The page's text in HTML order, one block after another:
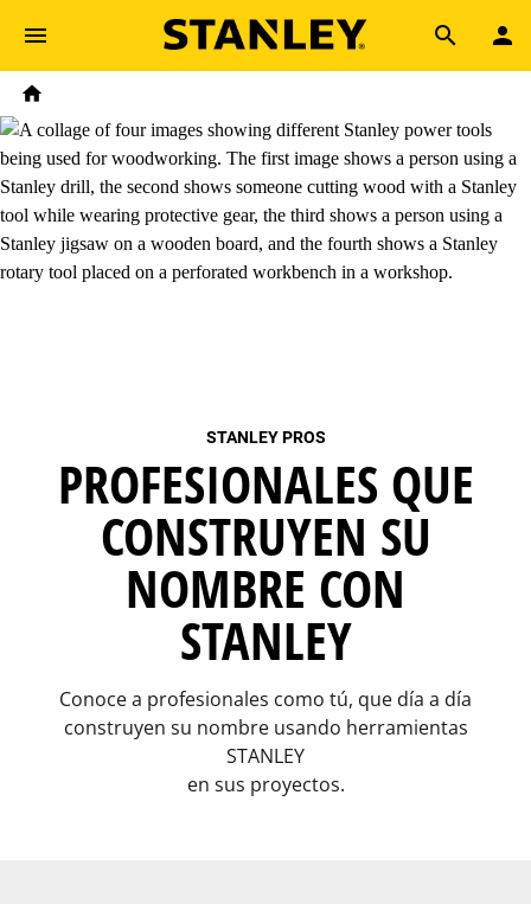
Skip to main content
Search
Breadcrumb
STANLEY PROS
PROFESIONALES QUE
CONSTRUYEN SU
NOMBRE CON
STANLEY
Conoce a profesionales como tú, que día a día
construyen su nombre usando herramientas
STANLEY
en sus proyectos.